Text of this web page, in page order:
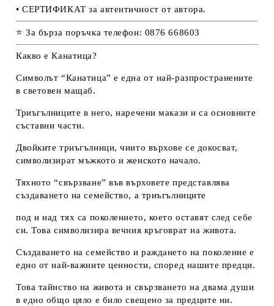
• СЕРТИФИКАТ за автентичност от автора.
⭐ За бърза поръчка телефон: 0876 668603
Какво е Канатица?
Символът “Канатица” е една от най-разпространените
в световен мащаб.
Триъгълниците в него, наречени макази и са основните
съставни части.
Двойките триъгълници, чиито върхове се докосват,
символизират мъжкото и женското начало.
Тяхното “свързване” във върховете представлява
създаването на семейство, а триъгълниците
под и над тях са поколението, което оставят след себе
си. Това символизира вечния кръговрат на живота.
Създаването на семейство и раждането на поколение е
едно от най-важните ценности, според нашите предци.
Това тайнство на живота и свързването на двама души
в едно общо цяло е било свещено за предците ни.